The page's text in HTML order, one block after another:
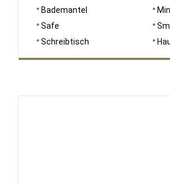
Bademantel
Safe
Schreibtisch